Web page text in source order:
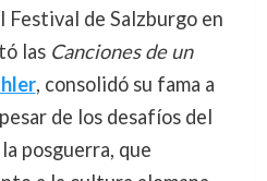
Festival de Salzburgo en
las Canciones de un
, consolidó su fama a
de los desafíos del
posguerra, que